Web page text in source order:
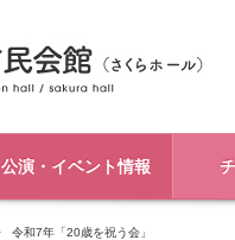
公演・イベント情報
令和7年「20歳を祝う会」